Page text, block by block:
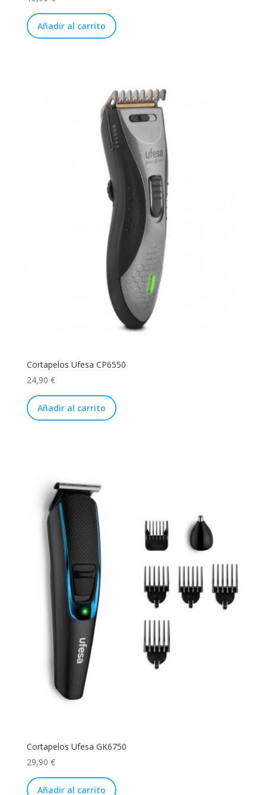
Añadir al carrito
Cortapelos Ufesa CP6550
24,90 €
Añadir al carrito
Cortapelos Ufesa GK6750
29,90 €
Añadir al carrito